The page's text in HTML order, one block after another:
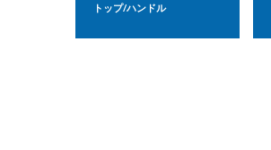
トップ/ハンドル